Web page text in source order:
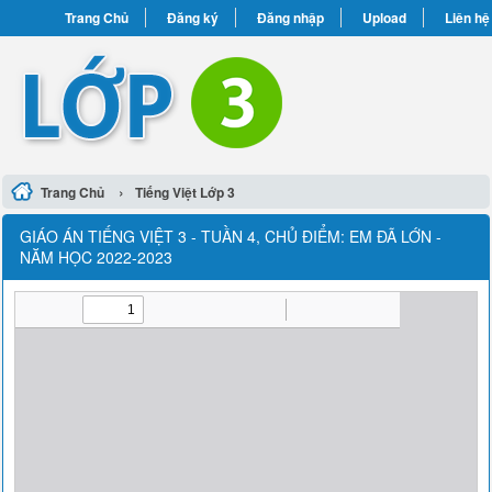
Trang Chủ Đăng ký Đăng nhập Upload Liên hệ
Trang Chủ › Tiếng Việt Lớp 3
GIÁO ÁN TIẾNG VIỆT 3 - TUẦN 4, CHỦ ĐIỂM: EM ĐÃ LỚN -
NĂM HỌC 2022-2023